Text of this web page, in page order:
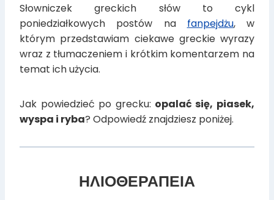
Słowniczek greckich słów to cykl
poniedziałkowych postów na fanpejdżu, w
którym przedstawiam ciekawe greckie wyrazy
wraz z tłumaczeniem i krótkim komentarzem na
temat ich użycia.
Jak powiedzieć po grecku: opalać się, piasek,
wyspa i ryba? Odpowiedź znajdziesz poniżej.
ΗΛΙΟΘΕΡΑΠΕΙΑ